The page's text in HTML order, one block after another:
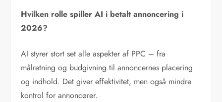
Hvilken rolle spiller AI i betalt annoncering i
2026?
AI styrer stort set alle aspekter af PPC – fra
målretning og budgivning til annoncernes placering
og indhold. Det giver effektivitet, men også mindre
kontrol for annoncører.